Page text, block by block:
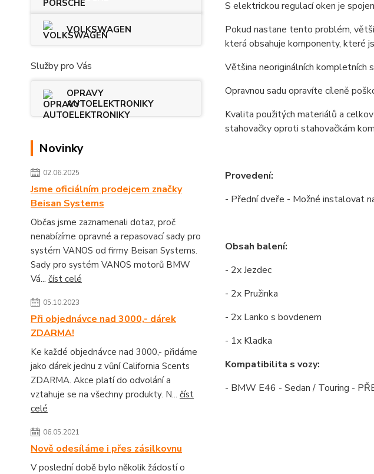
VOLKSWAGEN
Služby pro Vás
OPRAVY
AUTOELEKTRONIKY
Novinky
02.06.2025
Jsme oficiálním prodejcem značky
Beisan Systems
Občas jsme zaznamenali dotaz, proč
nenabízíme opravné a repasovací sady pro
systém VANOS od firmy Beisan Systems.
Sady pro systém VANOS motorů BMW
Vá... číst celé
05.10.2023
Při objednávce nad 3000,- dárek
ZDARMA!
Ke každé objednávce nad 3000,- přidáme
jako dárek jednu z vůní California Scents
ZDARMA. Akce platí do odvolání a
vztahuje se na všechny produkty. N... číst
celé
06.05.2021
Nově odesíláme i přes zásilkovnu
V poslední době bylo několik žádostí o
S elektrickou regulací oken je
Pokud nastane tento problém,
která obsahuje komponenty, které
Většina neoriginálních kompletních
Opravnou sadu opravíte cíleně
Kvalita použitých materiálů a
stahovačky oproti stahovačkám
Provedení:
- Přední dveře - Možné instalovat
Obsah balení:
- 2x Jezdec
- 2x Pružinka
- 2x Lanko s bovdenem
- 1x Kladka
Kompatibilita s vozy:
- BMW E46 - Sedan / Touring -